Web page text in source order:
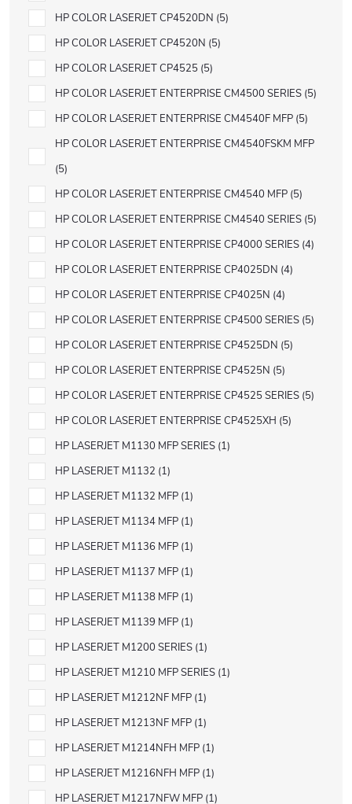
HP COLOR LASERJET CP4520DN 5
HP COLOR LASERJET CP4520N 5
HP COLOR LASERJET CP4525 5
HP COLOR LASERJET ENTERPRISE CM4500 SERIES 5
HP COLOR LASERJET ENTERPRISE CM4540F MFP 5
HP COLOR LASERJET ENTERPRISE CM4540FSKM MFP
5
HP COLOR LASERJET ENTERPRISE CM4540 MFP 5
HP COLOR LASERJET ENTERPRISE CM4540 SERIES 5
HP COLOR LASERJET ENTERPRISE CP4000 SERIES 4
HP COLOR LASERJET ENTERPRISE CP4025DN 4
HP COLOR LASERJET ENTERPRISE CP4025N 4
HP COLOR LASERJET ENTERPRISE CP4500 SERIES 5
HP COLOR LASERJET ENTERPRISE CP4525DN 5
HP COLOR LASERJET ENTERPRISE CP4525N 5
HP COLOR LASERJET ENTERPRISE CP4525 SERIES 5
HP COLOR LASERJET ENTERPRISE CP4525XH 5
HP LASERJET M1130 MFP SERIES 1
HP LASERJET M1132 1
HP LASERJET M1132 MFP 1
HP LASERJET M1134 MFP 1
HP LASERJET M1136 MFP 1
HP LASERJET M1137 MFP 1
HP LASERJET M1138 MFP 1
HP LASERJET M1139 MFP 1
HP LASERJET M1200 SERIES 1
HP LASERJET M1210 MFP SERIES 1
HP LASERJET M1212NF MFP 1
HP LASERJET M1213NF MFP 1
HP LASERJET M1214NFH MFP 1
HP LASERJET M1216NFH MFP 1
HP LASERJET M1217NFW MFP 1